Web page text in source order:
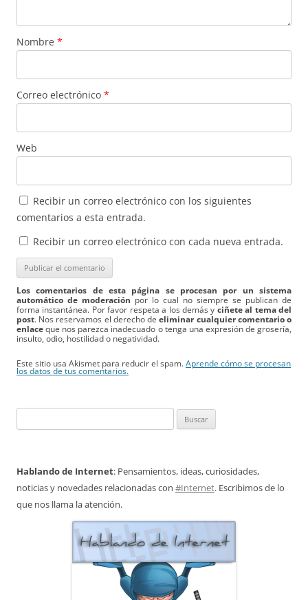
Nombre *
Correo electrónico *
Web
Recibir un correo electrónico con los siguientes
comentarios a esta entrada.
Recibir un correo electrónico con cada nueva entrada.
Los comentarios de esta página se procesan por un sistema
automático de moderación por lo cual no siempre se publican de
forma instantánea. Por favor respeta a los demás y ciñete al tema del
post. Nos reservamos el derecho deeliminar cualquier comentario o
enlace que nos parezca inadecuado o tenga una expresión de grosería,
insulto, odio, hostilidad o negatividad.
Este sitio usa Akismet para reducir el spam. Aprende cómo se procesan
los datos de tus comentarios.
Hablando de Internet: Pensamientos, ideas, curiosidades,
noticias y novedades relacionadas con #Internet. Escribimos de lo
que nos llama la atención.